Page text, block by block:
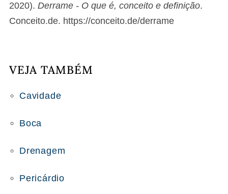
2020). Derrame - O que é, conceito e definição.
Conceito.de. https://conceito.de/derrame
VEJA TAMBÉM
Cavidade
Boca
Drenagem
Pericárdio